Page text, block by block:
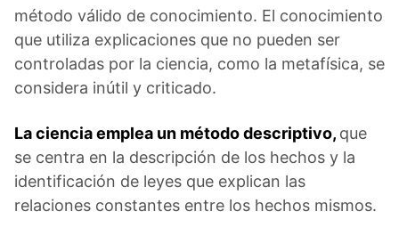
método válido de conocimiento. El conocimiento
que utiliza explicaciones que no pueden ser
controladas por la ciencia, como la metafísica, se
considera inútil y criticado.
La ciencia emplea un método descriptivo, que
se centra en la descripción de los hechos y la
identificación de leyes que explican las
relaciones constantes entre los hechos mismos.